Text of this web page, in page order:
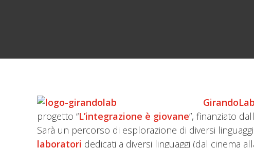
GirandoLab
progetto “L’integrazione è giovane”, finanziato
Sarà un percorso di esplorazione di diversi
laboratori dedicati a diversi linguaggi (dal cinema